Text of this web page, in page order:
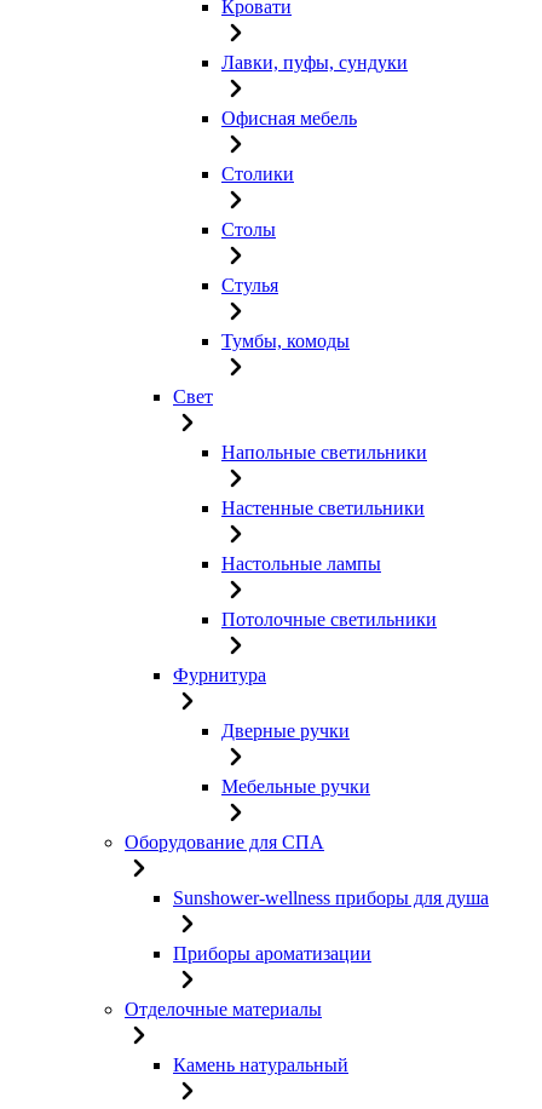
Кровати
Лавки, пуфы, сундуки
Офисная мебель
Столики
Столы
Стулья
Тумбы, комоды
Свет
Напольные светильники
Настенные светильники
Настольные лампы
Потолочные светильники
Фурнитура
Дверные ручки
Мебельные ручки
Оборудование для СПА
Sunshower-wellness приборы для душа
Приборы ароматизации
Отделочные материалы
Камень натуральный